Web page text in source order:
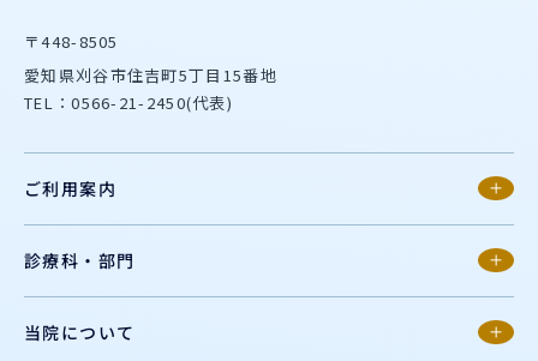
〒448-8505
愛知県刈谷市住吉町5丁目15番地
TEL：0566-21-2450(代表)
ご利用案内
診療科・部門
当院について